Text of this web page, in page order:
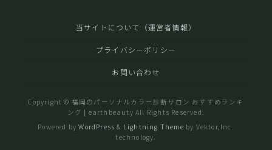
当サイトについて（運営者情報）
プライバシーポリシー
お問い合わせ
Copyright © 福岡のパーソナルカラー診断サロン おすすめランキ
ング❘earthbeauty All Rights Reserved.
Powered byWordPress & Lightning Theme by Vektor,Inc.
technology.